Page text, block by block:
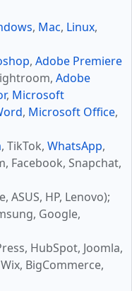
, Mac, Linux,
, Adobe Premiere
Adobe
, Microsoft
, Microsoft Office,
, TikTok, WhatsApp,
Facebook, Snapchat,
ASUS, HP, Lenovo);
Google,
HubSpot, Joomla,
BigCommerce,